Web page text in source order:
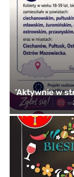
’Aktywnie w